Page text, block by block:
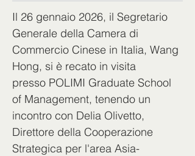
Il 26 gennaio 2026, il Segretario
Generale della Camera di
Commercio Cinese in Italia, Wang
Hong, si è recato in visita
presso POLIMI Graduate School
of Management, tenendo un
incontro con Delia Olivetto,
Direttore della Cooperazione
Strategica per l'area Asia-